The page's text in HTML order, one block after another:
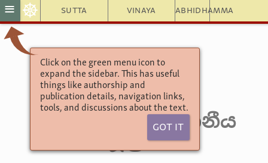
Sutta Vinaya Abhidhamma
≡ ☸
Click on the green menu icon to
expand the sidebar. This has useful
things like authorship and
publication details, navigation links,
tools, and discussions about the text.
Got It
අංගුත්තර නිකාය
එක නිපාතය
10. ලෝණඵල වර්ගය
97. දුතිය අස්සාජානීය
සූත්‍රය